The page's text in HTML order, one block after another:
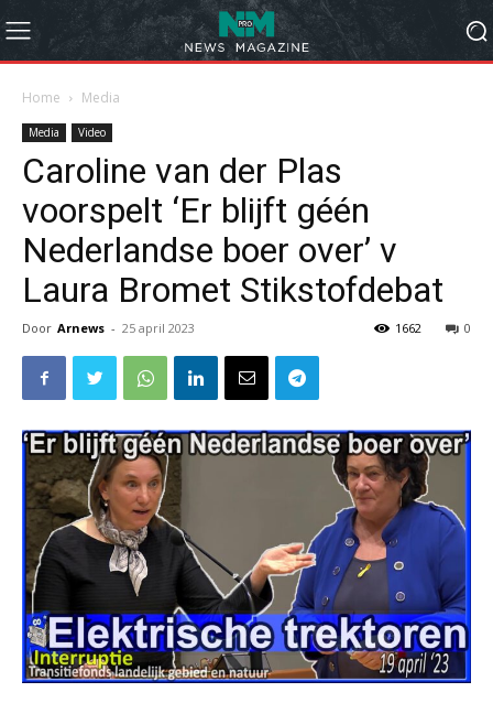
Home Media
Media Video
Caroline van der Plas
voorspelt ‘Er blijft géén
Nederlandse boer over’ v
Laura Bromet Stikstofdebat
Door Arnews - 25 april 2023 0
1662